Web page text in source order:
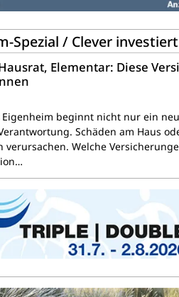
Spezial / Clever investiert
Elementar: Diese
beginnt nicht nur ein
Schäden am Haus
verursachen. Welche